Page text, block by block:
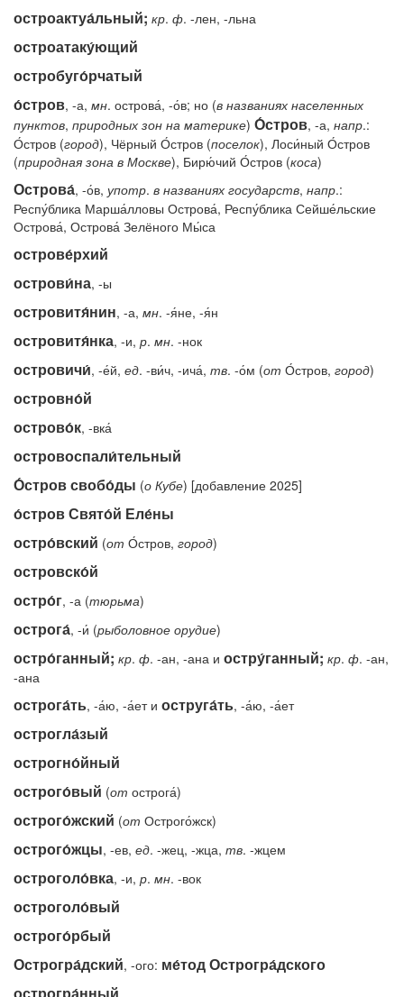
остроактуа́льный; кр. ф. -лен, -льна
остроатаку́ющий
остробуго́рчатый
о́стров, -а, мн. острова́, -о́в; но (в названиях населенных
пунктов, природных зон на материке) О́стров, -а, напр.:
О́стров (город), Чёрный О́стров (поселок), Лоси́ный О́стров
(природная зона в Москве), Бирю́чий О́стров (коса)
Острова́, -о́в, употр. в названиях государств, напр.:
Респу́блика Марша́лловы Острова́, Респу́блика Сейше́льские
Острова́, Острова́ Зелёного Мы́са
острове́рхий
острови́на, -ы
островитя́нин, -а, мн. -я́не, -я́н
островитя́нка, -и, р. мн. -нок
островичи́, -е́й, ед. -ви́ч, -ича́, тв. -о́м (от О́стров, город)
островно́й
острово́к, -вка́
островоспали́тельный
О́стров свобо́ды (о Кубе) [добавление 2025]
о́стров Свято́й Еле́ны
остро́вский (от О́стров, город)
островско́й
остро́г, -а (тюрьма)
острога́, -и́ (рыболовное орудие)
остро́ганный; кр. ф. -ан, -ана и остру́ганный; кр. ф. -ан,
-ана
острога́ть, -а́ю, -а́ет и оструга́ть, -а́ю, -а́ет
острогла́зый
острогно́йный
острого́вый (от острога́)
острого́жский (от Острого́жск)
острого́жцы, -ев, ед. -жец, -жца, тв. -жцем
остроголо́вка, -и, р. мн. -вок
остроголо́вый
острого́рбый
Острогра́дский, -ого: ме́тод Острогра́дского